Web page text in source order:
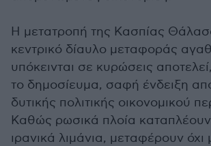
Η μετατροπή της Κασπίας
κεντρικό δίαυλο μεταφοράς
υπόκεινται σε κυρώσεις
το δημοσίευμα, σαφή ένδειξη
δυτικής πολιτικής οικονομικού
Καθώς ρωσικά πλοία
ιρανικά λιμάνια, μεταφέρουν